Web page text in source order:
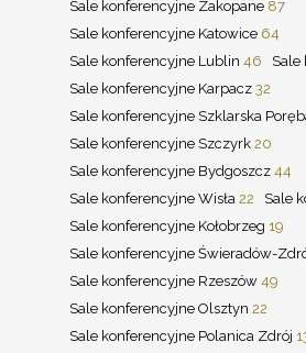
Sale konferencyjne Zakopane 87
Sale konferencyjne Katowice 64
Sale konferencyjne Lublin 46 Sale
Sale konferencyjne Karpacz 32
Sale konferencyjne Szklarska
Sale konferencyjne Szczyrk 20
Sale konferencyjne Bydgoszcz 44
Sale konferencyjne Wisła 22 Sale
Sale konferencyjne Kołobrzeg 19
Sale konferencyjne Świeradów-
Sale konferencyjne Rzeszów 49
Sale konferencyjne Olsztyn 22
Sale konferencyjne Polanica Zdrój